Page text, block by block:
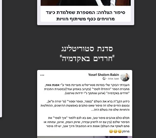
מה אנחנו חייבים לשים לב לפני
שאנחנו חותמים על חוזה עם הוצאת
סדנת סטוריטלינג
"חרדים באקדמיה"